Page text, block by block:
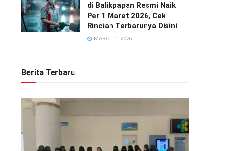
di Balikpapan Resmi Naik
Per 1 Maret 2026, Cek
Rincian Terbarunya Disini
MARCH 1, 2026
Berita Terbaru